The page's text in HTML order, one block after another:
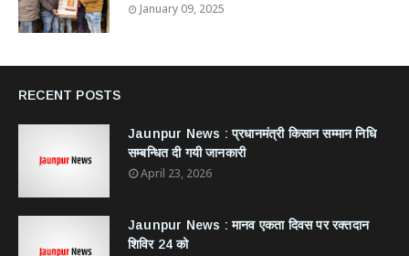
January 09, 2025
RECENT POSTS
Jaunpur News : ​प्रधानमंत्री किसान सम्मान निधि
सम्बन्धित दी गयी जानकारी
April 23, 2026
Jaunpur News : ​मानव एकता दिवस पर रक्तदान
शिविर 24 को